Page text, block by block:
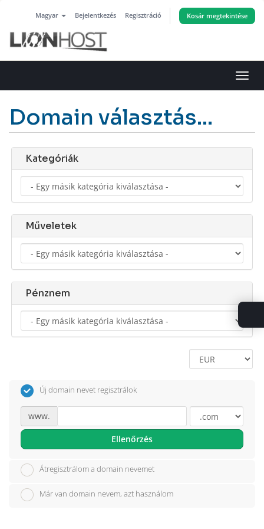
Magyar Bejelentkezés Regisztráció Kosár megtekintése
a
Domain választás...
Kategóriák
Műveletek
Pénznem
Új domain nevet regisztrálok
www.
Ellenőrzés
Átregisztrálom a domain nevemet
Már van domain nevem, azt használom